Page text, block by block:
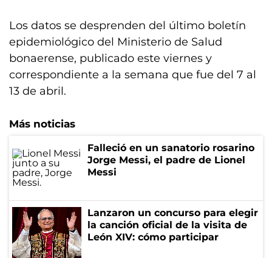
Los datos se desprenden del último boletín
epidemiológico del Ministerio de Salud
bonaerense, publicado este viernes y
correspondiente a la semana que fue del 7 al
13 de abril.
Más noticias
Falleció en un sanatorio rosarino
Jorge Messi, el padre de Lionel
Messi
Lanzaron un concurso para elegir
la canción oficial de la visita de
León XIV: cómo participar